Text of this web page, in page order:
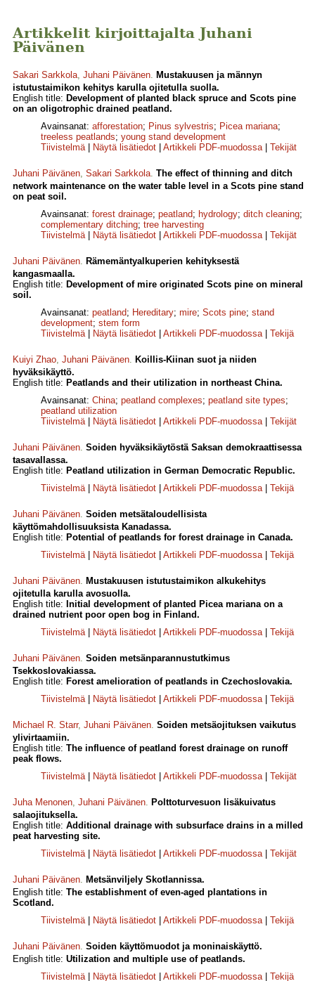
Artikkelit kirjoittajalta Juhani
Päivänen
Sakari Sarkkola, Juhani Päivänen. Mustakuusen ja männyn
istutustaimikon kehitys karulla ojitetulla suolla.
English title: Development of planted black spruce and Scots pine
on an oligotrophic drained peatland.
Avainsanat: afforestation; Pinus sylvestris; Picea mariana;
treeless peatlands; young stand development
Tiivistelmä| Näytä lisätiedot Artikkeli PDF-muodossa| Tekijät
Juhani Päivänen, Sakari Sarkkola. The effect of thinning and ditch
network maintenance on the water table level in a Scots pine stand
on peat soil.
Avainsanat: forest drainage; peatland; hydrology; ditch cleaning;
complementary ditching; tree harvesting
Tiivistelmä| Näytä lisätiedot Artikkeli PDF-muodossa| Tekijät
Juhani Päivänen. Rämemäntyalkuperien kehityksestä
kangasmaalla.
English title: Development of mire originated Scots pine on mineral
soil.
Avainsanat: peatland; Hereditary; mire; Scots pine; stand
development; stem form
Tiivistelmä| Näytä lisätiedot Artikkeli PDF-muodossa| Tekijä
Kuiyi Zhao, Juhani Päivänen. Koillis-Kiinan suot ja niiden
hyväksikäyttö.
English title: Peatlands and their utilization in northeast China.
Avainsanat: China; peatland complexes; peatland site types;
peatland utilization
Tiivistelmä| Näytä lisätiedot Artikkeli PDF-muodossa| Tekijät
Juhani Päivänen. Soiden hyväksikäytöstä Saksan demokraattisessa
tasavallassa.
English title: Peatland utilization in German Democratic Republic.
Tiivistelmä| Näytä lisätiedot Artikkeli PDF-muodossa| Tekijä
Juhani Päivänen. Soiden metsätaloudellisista
käyttömahdollisuuksista Kanadassa.
English title: Potential of peatlands for forest drainage in Canada.
Tiivistelmä| Näytä lisätiedot Artikkeli PDF-muodossa| Tekijä
Juhani Päivänen. Mustakuusen istutustaimikon alkukehitys
ojitetulla karulla avosuolla.
English title: Initial development of planted Picea mariana on a
drained nutrient poor open bog in Finland.
Tiivistelmä| Näytä lisätiedot Artikkeli PDF-muodossa| Tekijä
Juhani Päivänen. Soiden metsänparannustutkimus
Tsekkoslovakiassa.
English title: Forest amelioration of peatlands in Czechoslovakia.
Tiivistelmä| Näytä lisätiedot Artikkeli PDF-muodossa| Tekijä
Michael R. Starr, Juhani Päivänen. Soiden metsäojituksen vaikutus
ylivirtaamiin.
English title: The influence of peatland forest drainage on runoff
peak flows.
Tiivistelmä| Näytä lisätiedot Artikkeli PDF-muodossa| Tekijät
Juha Menonen, Juhani Päivänen. Polttoturvesuon lisäkuivatus
salaojituksella.
English title: Additional drainage with subsurface drains in a milled
peat harvesting site.
Tiivistelmä| Näytä lisätiedot Artikkeli PDF-muodossa| Tekijät
Juhani Päivänen. Metsänviljely Skotlannissa.
English title: The establishment of even-aged plantations in
Scotland.
Tiivistelmä| Näytä lisätiedot Artikkeli PDF-muodossa| Tekijä
Juhani Päivänen. Soiden käyttömuodot ja moninaiskäyttö.
English title: Utilization and multiple use of peatlands.
Tiivistelmä| Näytä lisätiedot Artikkeli PDF-muodossa| Tekijä